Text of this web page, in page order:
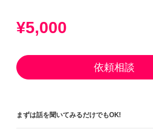
¥5,000
依頼相談
まずは話を聞いてみるだけでもOK!